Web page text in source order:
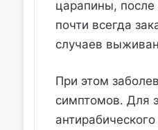
царапины,
почти всегда
случаев
При этом
симптомов. Для